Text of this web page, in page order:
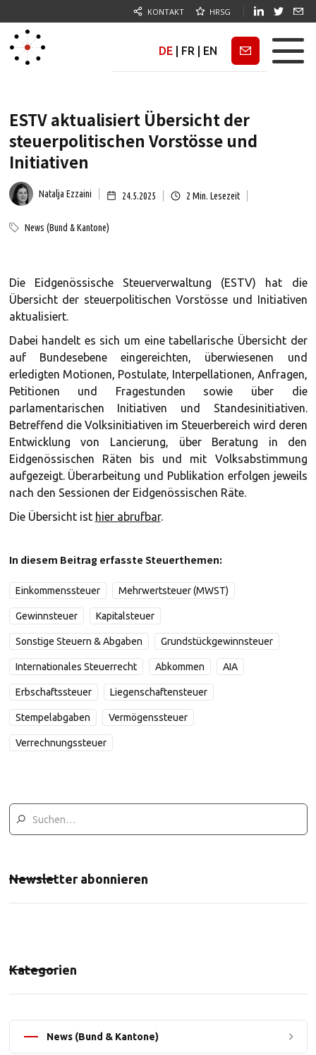
KONTAKT HRSG
DE FR EN Newsletter
ESTV aktualisiert Übersicht der
steuerpolitischen Vorstösse und
Initiativen
Natalja Ezzaini 24.5.2025 2 Min. Lesezeit
News (Bund & Kantone)
Die Eidgenössische Steuerverwaltung (ESTV) hat die
Übersicht der steuerpolitischen Vorstösse und Initiativen
aktualisiert.
Dabei handelt es sich um eine tabellarische Übersicht der
auf Bundesebene eingereichten, überwiesenen und
erledigten Motionen, Postulate, Interpellationen, Anfragen,
Petitionen und Fragestunden sowie über die
parlamentarischen Initiativen und Standesinitiativen.
Betreffend die Volksinitiativen im Steuerbereich wird deren
Entwicklung von Lancierung, über Beratung in den
Eidgenössischen Räten bis und mit Volksabstimmung
aufgezeigt. Überarbeitung und Publikation erfolgen jeweils
nach den Sessionen der Eidgenössischen Räte.
Die Übersicht ist hier abrufbar.
In diesem Beitrag erfasste Steuerthemen:
Einkommenssteuer Mehrwertsteuer (MWST)
Gewinnsteuer Kapitalsteuer
Sonstige Steuern & Abgaben Grundstückgewinnsteuer
Internationales Steuerrecht Abkommen AIA
Erbschaftssteuer Liegenschaftensteuer
Stempelabgaben Vermögenssteuer
Verrechnungssteuer
Newsletter abonnieren
Kategorien
News (Bund & Kantone)